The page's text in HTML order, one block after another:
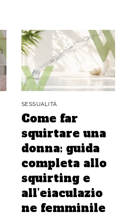
SESSUALITÀ
Come far
squirtare una
donna: guida
completa allo
squirting e
all’eiaculazio
ne femminile